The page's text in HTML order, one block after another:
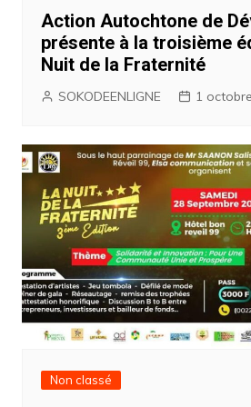
Action Autochtone de
présente à la troisième
Nuit de la Fraternité
SOKODEENLIGNE 1
Non classé